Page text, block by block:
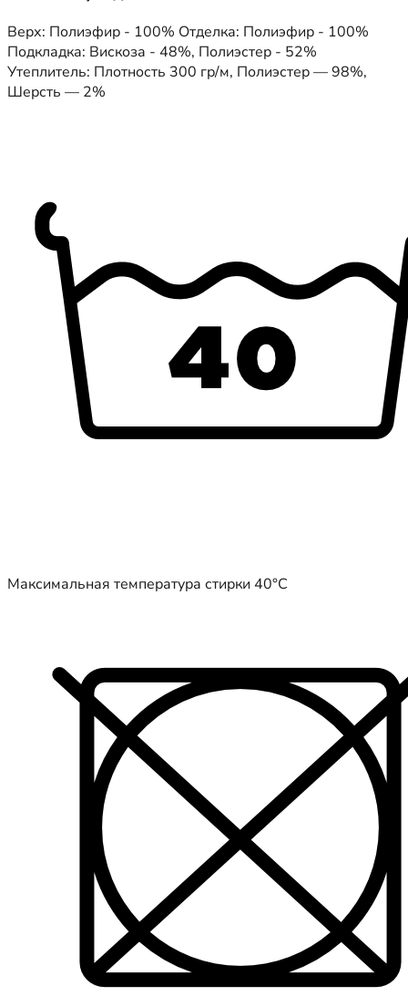
Верх: Полиэфир - 100% Отделка: Полиэфир - 100%
Подкладка: Вискоза - 48%, Полиэстер - 52%
Утеплитель: Плотность 300 гр/м, Полиэстер — 98%,
Шерсть — 2%
Максимальная температура стирки 40°C